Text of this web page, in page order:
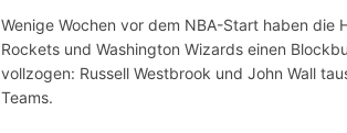
Wenige Wochen vor dem NBA-Start haben die
Rockets und Washington Wizards einen
vollzogen: Russell Westbrook und John Wall
Teams.